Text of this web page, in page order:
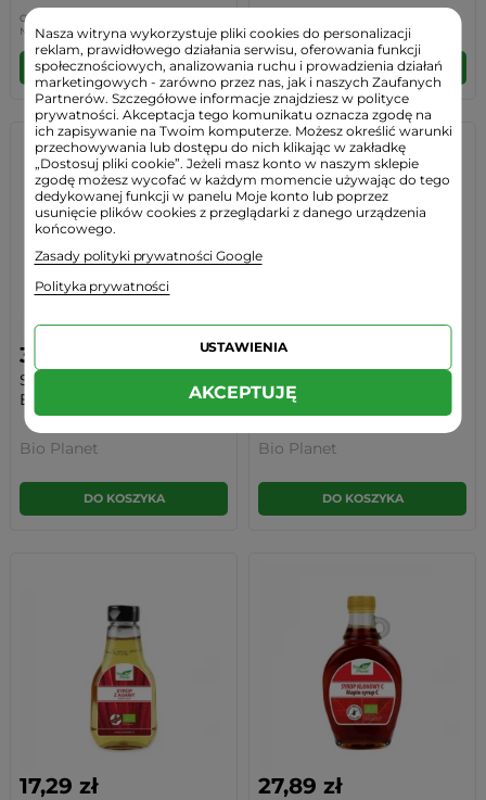
Cena regularna:
Najniższa cena: 10,49 zł -5%(0,50zł)
DO KOSZYKA DO KOSZYKA
31,00 zł
Syrop Klonowy A BIO
Ekologiczny 250 ml...
Bio Planet
DO KOSZYKA
12,49 zł
Cukier Trzcinowy Brązowy
Panela BIO...
Bio Planet
DO KOSZYKA
17,29 zł 27,89 zł
Nasza witryna wykorzystuje pliki cookies do personalizacji
reklam, prawidłowego działania serwisu, oferowania funkcji
społecznościowych, analizowania ruchu i prowadzienia działań
marketingowych - zarówno przez nas, jak i naszych Zaufanych
Partnerów. Szczegółowe informacje znajdziesz w polityce
prywatności. Akceptacja tego komunikatu oznacza zgodę na
ich zapisywanie na Twoim komputerze. Możesz określić warunki
przechowywania lub dostępu do nich klikając w zakładkę
„Dostosuj pliki cookie”. Jeżeli masz konto w naszym sklepie
zgodę możesz wycofać w każdym momencie używając do tego
dedykowanej funkcji w panelu Moje konto lub poprzez
usunięcie plików cookies z przeglądarki z danego urządzenia
końcowego.
Zasady polityki prywatności Google
Polityka prywatności
USTAWIENIA
AKCEPTUJĘ